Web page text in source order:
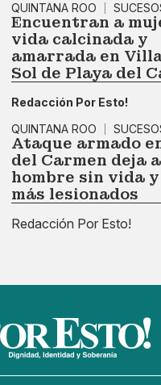
QUINTANA ROO
Encuentran a
vida calcinada y
amarrada en
Sol de Playa del
Redacción Por Esto!
QUINTANA ROO
Ataque armado
del Carmen deja
hombre sin vida y
más lesionados
Redacción Por Esto!